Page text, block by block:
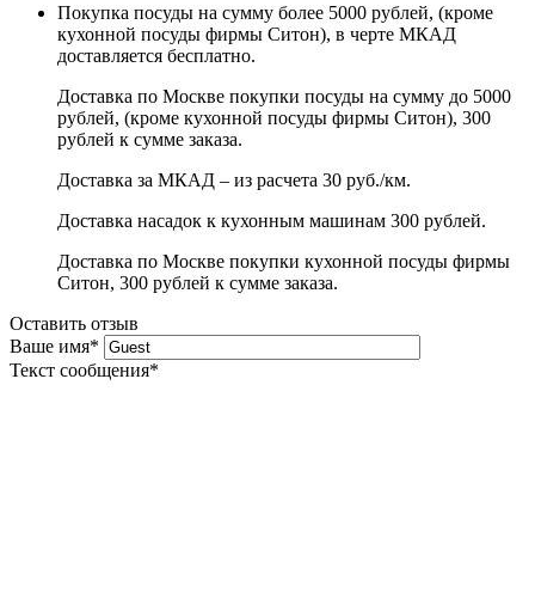
Покупка посуды на сумму более 5000 рублей, (кроме
кухонной посуды фирмы Ситон), в черте МКАД
доставляется бесплатно.
Доставка по Москве покупки посуды на сумму до 5000
рублей, (кроме кухонной посуды фирмы Ситон), 300
рублей к сумме заказа.
Доставка за МКАД – из расчета 30 руб./км.
Доставка насадок к кухонным машинам 300 рублей.
Доставка по Москве покупки кухонной посуды фирмы
Ситон, 300 рублей к сумме заказа.
Оставить отзыв
Ваше имя*
Текст сообщения*